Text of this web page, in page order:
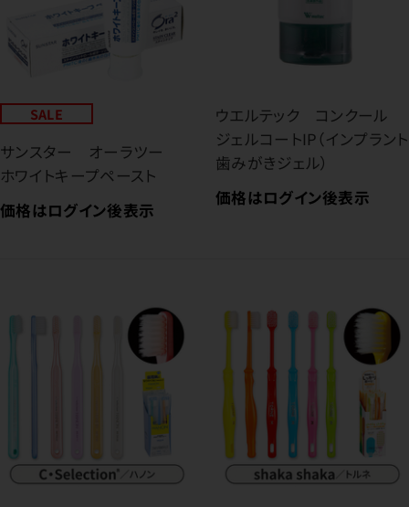
SALE
サンスター オーラツー
ホワイトキープペースト
価格はログイン後表示
ウエルテック コンクール
ジェルコートIP（インプラント
歯みがきジェル）
価格はログイン後表示